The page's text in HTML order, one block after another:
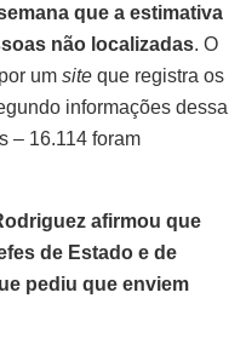
que a estimativa
não localizadas. O
um site que registra os
informações dessa
– 16.114 foram
afirmou que
de Estado e de
pediu que enviem